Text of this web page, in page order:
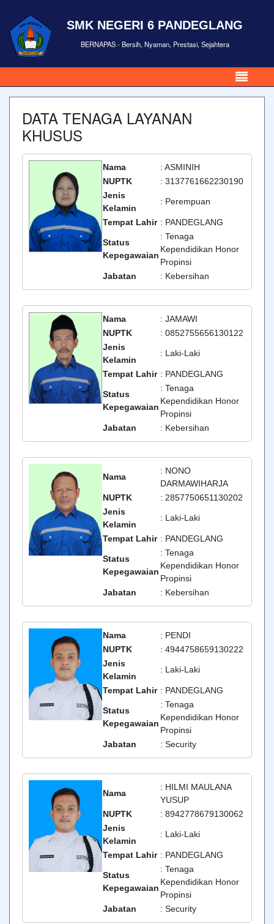
SMK NEGERI 6 PANDEGLANG
BERNAPAS - Bersih, Nyaman, Prestasi, Sejahtera
DATA TENAGA LAYANAN
KHUSUS
Nama
: ASMINIH
NUPTK
: 3137761662230190
Jenis
Kelamin
: Perempuan
Tempat Lahir : PANDEGLANG
Status
Kepegawaian
: Tenaga
Kependidikan Honor
Propinsi
Jabatan
: Kebersihan
Nama
: JAMAWI
NUPTK
: 0852755656130122
Jenis
Kelamin
: Laki-Laki
Tempat Lahir : PANDEGLANG
Status
Kepegawaian
: Tenaga
Kependidikan Honor
Propinsi
Jabatan
: Kebersihan
Nama
: NONO
DARMAWIHARJA
NUPTK
: 2857750651130202
Jenis
Kelamin
: Laki-Laki
Tempat Lahir : PANDEGLANG
Status
Kepegawaian
: Tenaga
Kependidikan Honor
Propinsi
Jabatan
: Kebersihan
Nama
: PENDI
NUPTK
: 4944758659130222
Jenis
Kelamin
: Laki-Laki
Tempat Lahir : PANDEGLANG
Status
Kepegawaian
: Tenaga
Kependidikan Honor
Propinsi
Jabatan
: Security
Nama
: HILMI MAULANA
YUSUP
NUPTK
: 8942778679130062
Jenis
Kelamin
: Laki-Laki
Tempat Lahir : PANDEGLANG
Status
Kepegawaian
: Tenaga
Kependidikan Honor
Propinsi
Jabatan
: Security